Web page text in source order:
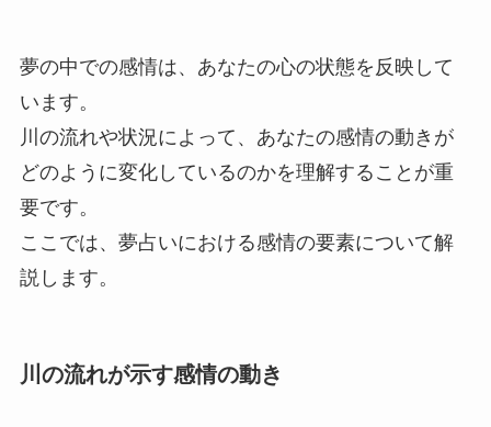
夢の中での感情は、あなたの心の状態を反映して
います。
川の流れや状況によって、あなたの感情の動きが
どのように変化しているのかを理解することが重
要です。
ここでは、夢占いにおける感情の要素について解
説します。
川の流れが示す感情の動き